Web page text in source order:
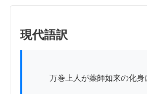
現代語訳